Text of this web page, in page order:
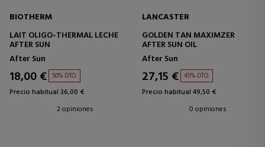
BIOTHERM
LAIT OLIGO-THERMAL LECHE
AFTER SUN
After Sun
18,00 € 50% DTO.
Precio habitual 36,00 €
2 opiniones
LANCASTER
GOLDEN TAN MAXIMZER
AFTER SUN OIL
After Sun
27,15 € 45% DTO.
Precio habitual 49,50 €
0 opiniones